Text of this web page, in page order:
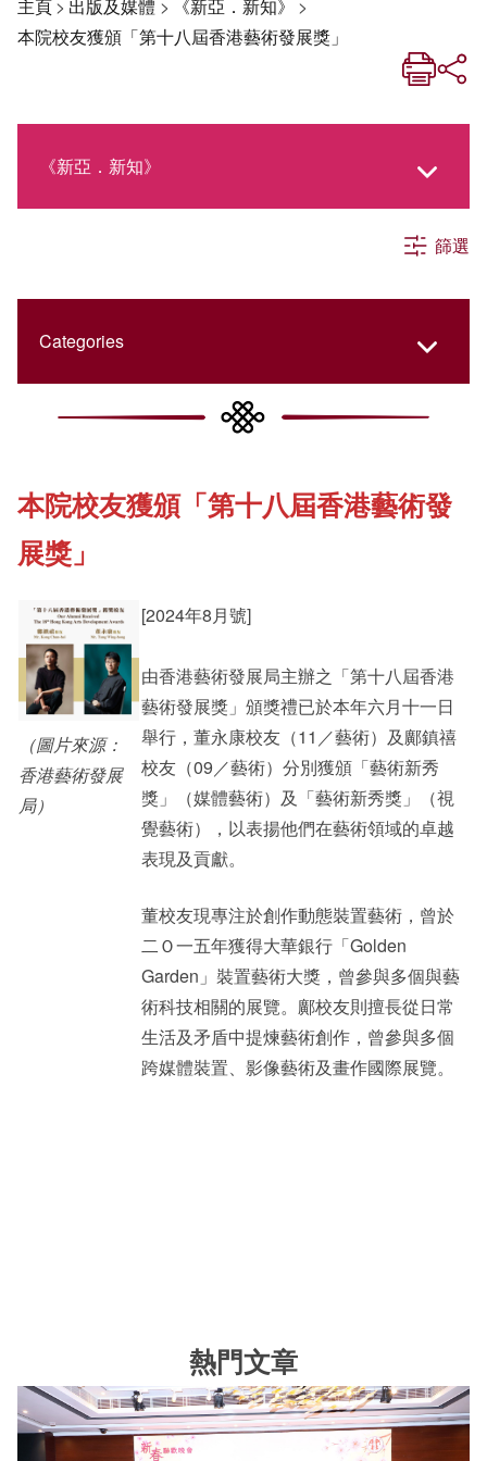
主頁> 出版及媒體 > 《新亞．新知》 >
本院校友獲頒「第十八屆香港藝術發展獎」
《新亞．新知》
社交媒體專欄
《新亞簡訊》
《新亞書院概覽》
新亞影集
影片庫
篩選
Categories
College Updates
Cultural Topics
Staff Engagement
Alumni Connections
本院校友獲頒「第十八屆香港藝術發
展獎」
（圖片來源：
香港藝術發展
局）
[2024年8月號]
由香港藝術發展局主辦之「第十八屆香港
藝術發展獎」頒獎禮已於本年六月十一日
舉行，董永康校友（11／藝術）及鄺鎮禧
校友（09／藝術）分別獲頒「藝術新秀
獎」（媒體藝術）及「藝術新秀獎」（視
覺藝術），以表揚他們在藝術領域的卓越
表現及貢獻。
董校友現專注於創作動態裝置藝術，曾於
二Ｏ一五年獲得大華銀行「Golden
Garden」裝置藝術大獎，曾參與多個與藝
術科技相關的展覽。鄺校友則擅長從日常
生活及矛盾中提煉藝術創作，曾參與多個
跨媒體裝置、影像藝術及畫作國際展覽。
熱門文章